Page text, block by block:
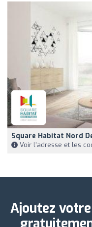
Square Habitat Nord
Voir l'adresse et les
Ajoutez